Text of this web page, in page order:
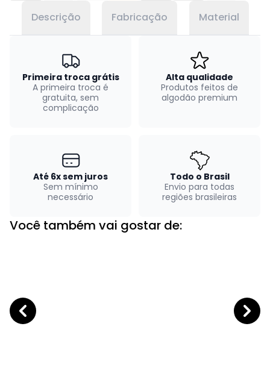
Descrição Fabricação Material
Primeira troca grátis
A primeira troca é
gratuita, sem
complicação
Alta qualidade
Produtos feitos de
algodão premium
Até 6x sem juros
Sem mínimo
necessário
Todo o Brasil
Envio para todas
regiões brasileiras
Você também vai gostar de: